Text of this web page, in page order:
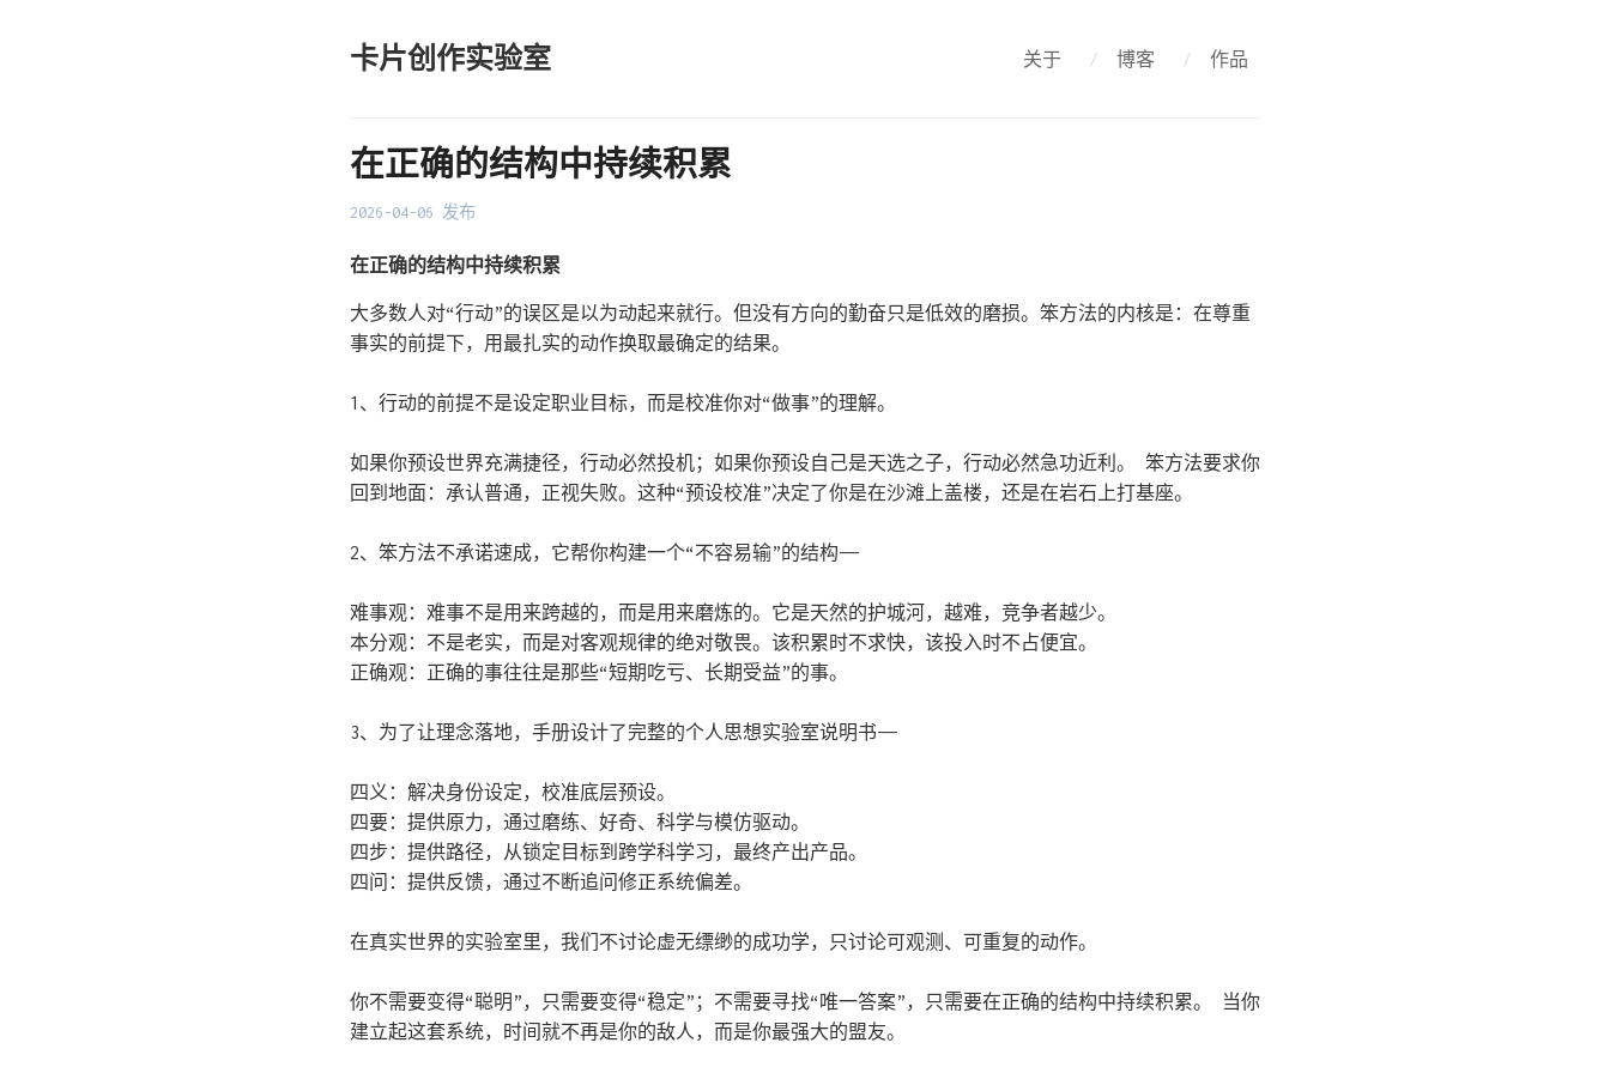
卡片创作实验室 关于 / 博客 / 作品
在正确的结构中持续积累
2026-04-06 发布
在正确的结构中持续积累
大多数人对“行动”的误区是以为动起来就行。但没有方向的勤奋只是低效的磨损。笨方法的内核是：在尊重
事实的前提下，用最扎实的动作换取最确定的结果。
1、行动的前提不是设定职业目标，而是校准你对“做事”的理解。
如果你预设世界充满捷径，行动必然投机；如果你预设自己是天选之子，行动必然急功近利。 笨方法要求你
回到地面：承认普通，正视失败。这种“预设校准”决定了你是在沙滩上盖楼，还是在岩石上打基座。
2、笨方法不承诺速成，它帮你构建一个“不容易输”的结构——
难事观：难事不是用来跨越的，而是用来磨炼的。它是天然的护城河，越难，竞争者越少。
本分观：不是老实，而是对客观规律的绝对敬畏。该积累时不求快，该投入时不占便宜。
正确观：正确的事往往是那些“短期吃亏、长期受益”的事。
3、为了让理念落地，手册设计了完整的个人思想实验室说明书——
四义：解决身份设定，校准底层预设。
四要：提供原力，通过磨练、好奇、科学与模仿驱动。
四步：提供路径，从锁定目标到跨学科学习，最终产出产品。
四问：提供反馈，通过不断追问修正系统偏差。
在真实世界的实验室里，我们不讨论虚无缥缈的成功学，只讨论可观测、可重复的动作。
你不需要变得“聪明”，只需要变得“稳定”；不需要寻找“唯一答案”，只需要在正确的结构中持续积累。 当你
建立起这套系统，时间就不再是你的敌人，而是你最强大的盟友。